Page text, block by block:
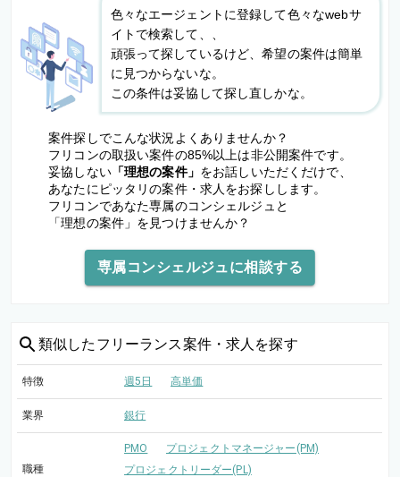
色々なエージェントに登録して色々なwebサ
イトで検索して、、
頑張って探しているけど、希望の案件は簡単
に見つからないな。
この条件は妥協して探し直しかな。
案件探しでこんな状況よくありませんか？
フリコンの取扱い案件の85%以上は非公開案件です。
妥協しない「理想の案件」 をお話しいただくだけで、
あなたにピッタリの案件・求人をお探しします。
フリコンであなた専属のコンシェルジュと
「理想の案件」を見つけませんか？
専属コンシェルジュに相談する
類似した フリーランス案件・求人を探す
特徴 週5日 高単価
業界 銀行
職種
PMO
プロジェクトマネージャー(PM)
プロジェクトリーダー(PL)